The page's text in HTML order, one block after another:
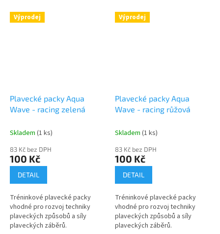
Výprodej
Plavecké packy Aqua
Wave - racing zelená
Skladem (1 ks)
83 Kč bez DPH
100 Kč
DETAIL
Tréninkové plavecké packy
vhodné pro rozvoj techniky
plaveckých způsobů a síly
plaveckých záběrů.
Výprodej
Plavecké packy Aqua
Wave - racing růžová
Skladem (1 ks)
83 Kč bez DPH
100 Kč
DETAIL
Tréninkové plavecké packy
vhodné pro rozvoj techniky
plaveckých způsobů a síly
plaveckých záběrů.